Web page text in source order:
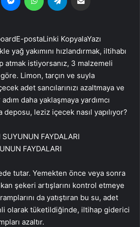
E-postaLinki KopyalaYazı
yağ yakımını hızlandırmak, iltihabı
atmak istiyorsanız, 3 malzemeli
Limon, tarçın ve suyla
adet sancılarınızı azaltmaya ve
daha yaklaşmaya yardımcı
deposu, leziz içecek nasıl yapılıyor?
FAYDALARI
tutar. Yemekten önce veya sonra
şekeri artışlarını kontrol etmeye
da yatıştıran bu su, adet
olarak tüketildiğinde, iltihap giderici
azaltır.